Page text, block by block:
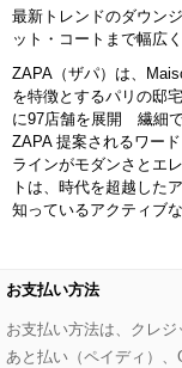
MK MICHEL
HIROKO
re:edition
HIROKO BIS
ライダースジャ
デニムジャケッ
ダウンジャケッ
ハンカチ・バン
手袋
チャーム・スト
ポーチ
傘・日傘
バックパック・
ボディバッグ・
トラベルバッグ
その他のバッグ
フラットシュー
ローファー
ドレスシューズ
その他のシュー
カサブランカ・
ラナンキュラス
ポプリアレンジ
その他のアート
最新トレンドのダウン
ット・コートまで幅広
ZAPA（ザパ）は、
を特徴とするパリの
に97店舗を展開 繊細
ZAPA 提案されるワー
ラインがモダンさとエ
トは、時代を超越した
知っているアクティブ
お支払い方法
お支払い方法は、クレジ
あと払い（ペイディ）